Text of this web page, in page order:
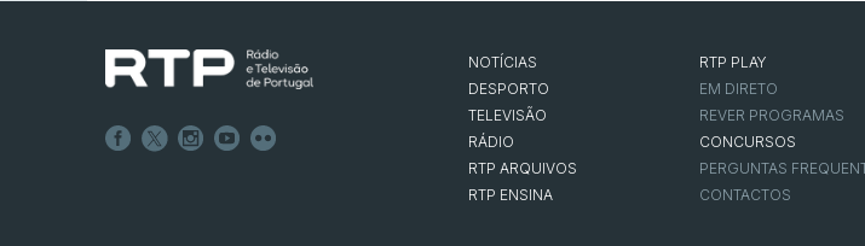
NOTÍCIAS
DESPORTO
TELEVISÃO
RÁDIO
RTP ARQUIVOS
RTP ENSINA
RTP PLAY
EM DIRETO
REVER PROGRAMAS
CONCURSOS
PERGUNTAS
CONTACTOS